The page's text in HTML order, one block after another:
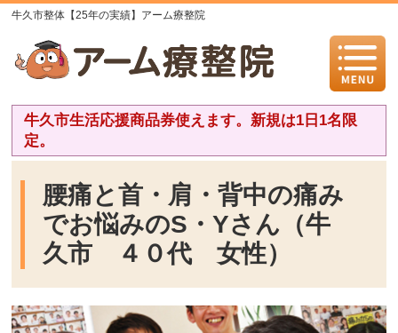
牛久市整体【25年の実績】アーム療整院
牛久市生活応援商品券使えます。新規は1日1名限
定。
腰痛と首・肩・背中の痛み
でお悩みのS・Yさん（牛
久市 ４０代 女性）